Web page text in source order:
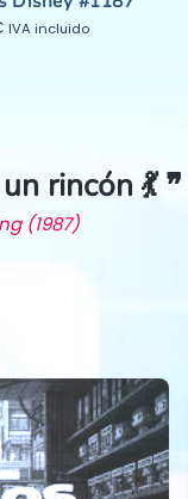
IVA incluido
rincón 💃 ❞
(1987)